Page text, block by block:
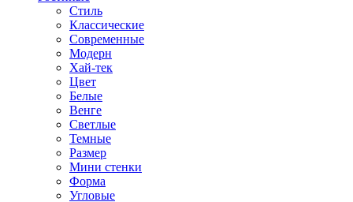
Стиль
Классические
Современные
Модерн
Хай-тек
Цвет
Белые
Венге
Светлые
Темные
Размер
Мини стенки
Форма
Угловые